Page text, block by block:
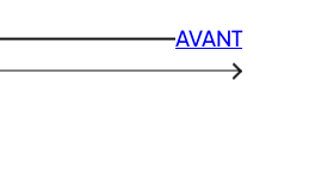
AVANT
→